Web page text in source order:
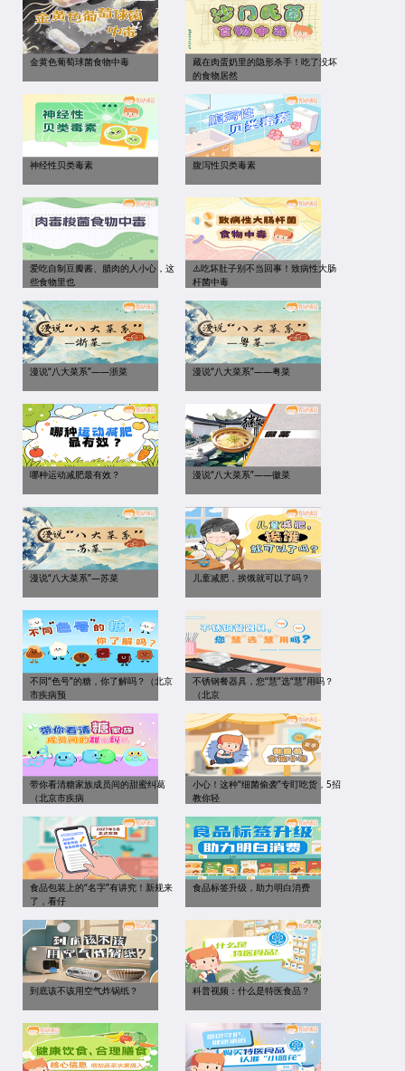
金黄色葡萄球菌食物中毒
藏在肉蛋奶里的隐形杀手！吃了没坏
的食物居然
神经性贝类毒素 腹泻性贝类毒素
爱吃自制豆瓣酱、腊肉的人小心，这
些食物里也
⚠️吃坏肚子别不当回事！致病性大肠
杆菌中毒
漫说“八大菜系”——浙菜 漫说“八大菜系”——粤菜
哪种运动减肥最有效？ 漫说“八大菜系”——徽菜
漫说“八大菜系”—苏菜 儿童减肥，挨饿就可以了吗？
不同“色号”的糖，你了解吗？（北京
市疾病预
不锈钢餐器具，您“慧”选“慧”用吗？
（北京
带你看清糖家族成员间的甜蜜纠葛
（北京市疾病
小心！这种“细菌偷袭”专盯吃货，5招
教你轻
食品包装上的“名字”有讲究！新规来
了，看仔
食品标签升级，助力明白消费
到底该不该用空气炸锅纸？ 科普视频：什么是特医食品？